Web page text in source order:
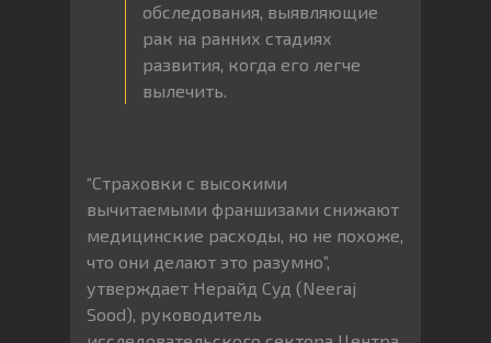
обследования, выявляющие
рак на ранних стадиях
развития, когда его легче
вылечить.
“Страховки с высокими
вычитаемыми франшизами снижают
медицинские расходы, но не похоже,
что они делают это разумно”,
утверждает Нерайд Суд (Neeraj
Sood), руководитель